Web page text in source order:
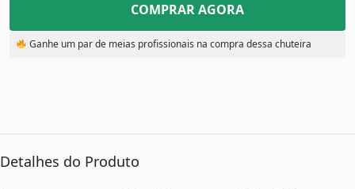
COMPRAR AGORA
Ganhe um par de meias profissionais na compra dessa chuteira
Detalhes do Produto